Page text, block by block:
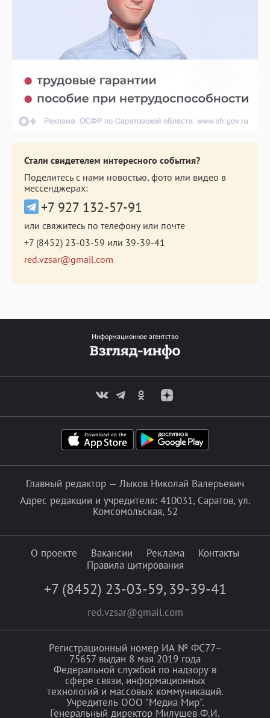
Стали свидетелем интересного события?
Поделитесь с нами новостью, фото или видео в
мессенджерах:
+7 927 132-57-91
или свяжитесь по телефону или почте
+7 (8452) 23-03-59 или 39-39-41
red.vzsar@gmail.com
Информационное агентство
Главный редактор — Лыков Николай Валерьевич
Адрес редакции и учредителя: 410031, Саратов, ул.
Комсомольская, 52
О проекте Вакансии Реклама
Контакты
Правила цитирования
+7 (8452) 23-03-59, 39-39-41
red.vzsar@gmail.com
Регистрационный номер ИА № ФС77–
75657 выдан 8 мая 2019 года
Федеральной службой по надзору в
сфере связи, информационных
технологий и массовых коммуникаций.
Учредитель ООО "Медиа Мир".
Генеральный директор Милушев Ф.И.